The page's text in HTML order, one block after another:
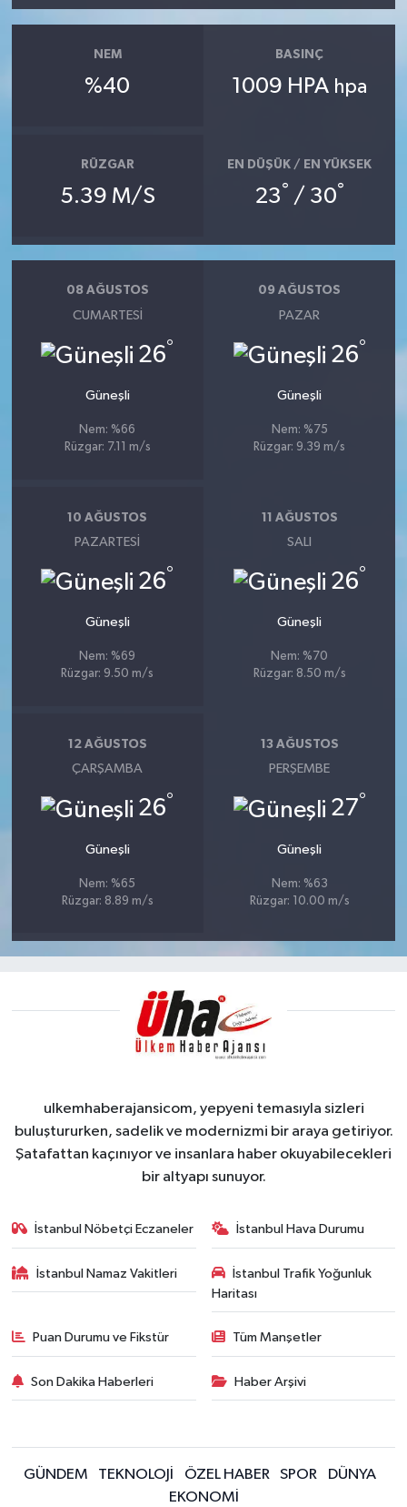
NEM
%40
BASINÇ
1009 HPA hpa
RÜZGAR
5.39 M/S
EN DÜŞÜK / EN YÜKSEK
23° / 30°
08 AĞUSTOS
CUMARTESI
26°
Güneşli
Nem: %66
Rüzgar: 7.11 m/s
09 AĞUSTOS
PAZAR
26°
Güneşli
Nem: %75
Rüzgar: 9.39 m/s
10 AĞUSTOS
PAZARTESI
26°
Güneşli
Nem: %69
Rüzgar: 9.50 m/s
11 AĞUSTOS
SALI
26°
Güneşli
Nem: %70
Rüzgar: 8.50 m/s
12 AĞUSTOS
ÇARŞAMBA
26°
Güneşli
Nem: %65
Rüzgar: 8.89 m/s
13 AĞUSTOS
PERŞEMBE
27°
Güneşli
Nem: %63
Rüzgar: 10.00 m/s
ulkemhaberajansicom, yepyeni temasıyla sizleri
buluştururken, sadelik ve modernizmi bir araya getiriyor.
Şatafattan kaçınıyor ve insanlara haber okuyabilecekleri
bir altyapı sunuyor.
İstanbul Nöbetçi Eczaneler İstanbul Hava Durumu
İstanbul Namaz Vakitleri
İstanbul Trafik Yoğunluk
Haritası
Puan Durumu ve Fikstür Tüm Manşetler
Son Dakika Haberleri Haber Arşivi
GÜNDEM TEKNOLOJİ ÖZEL HABER SPOR
DÜNYA
EKONOMİ